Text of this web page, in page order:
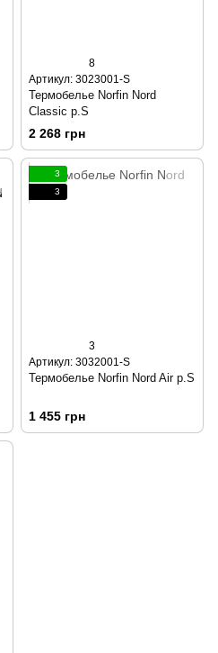
8
Артикул: 3023001-S
Термобелье Norfin Nord
Classic р.S
2 268 грн
3
3
3
Артикул: 3032001-S
Термобелье Norfin Nord Air р.S
1 455 грн